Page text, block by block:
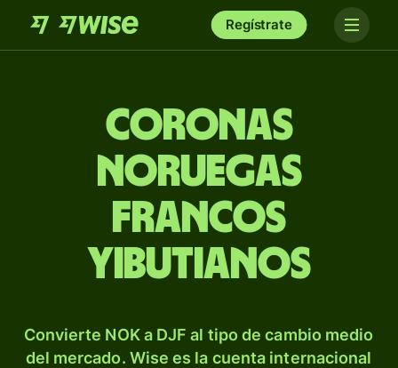
Regístrate
Coronas
noruegas
francos
yibutianos
Convierte NOK a DJF al tipo de cambio medio
del mercado. Wise es la cuenta internacional